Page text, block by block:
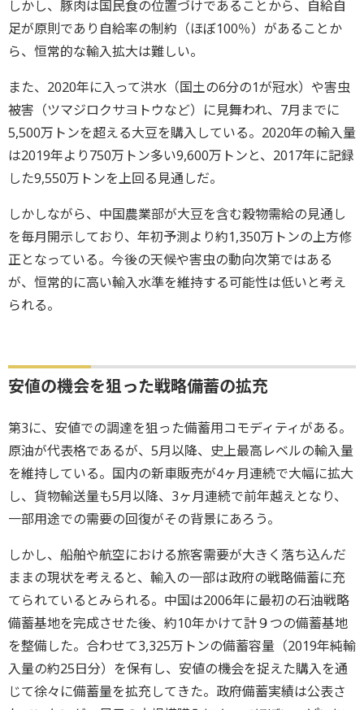
しかし、豚肉は国民食の位置づけであることから、自給自
足が原則であり自給率の制約（ほぼ100％）があることか
ら、恒常的な輸入拡大は難しい。
また、2020年に入って洪水（国土の6分の1が冠水）や害虫
被害（ツマジロクサヨトウなど）に見舞われ、7月までに
5,500万トンを超える大豆を購入している。2020年の輸入量
は2019年より750万トン多い9,600万トンと、2017年に記録
した9,550万トンを上回る見通しだ。
しかしながら、中国農業部が大豆を含む穀物需給の見通し
を毎月開示しており、年初予測より約1,350万トンの上方修
正となっている。今後の天候や害虫の動向次第ではある
が、恒常的に高い輸入水準を維持する可能性は低いと考え
られる。
安値の機会を狙った戦略備蓄の拡充
第3に、安値での調達を狙った備蓄用コモディティがある。
原油が代表格であるが、5月以降、史上最高レベルの輸入量
を維持している。国内の新車販売が4ヶ月連続で大幅に拡大
し、貨物輸送量も5月以降、3ヶ月連続で前年越えとなり、
一部用途での需要の回復がその背景にあろう。
しかし、船舶や航空における旅客需要が大きく落ち込んだ
ままの現状を考えると、輸入の一部は政府の戦略備蓄に充
てられているとみられる。中国は2006年に最初の石油戦略
備蓄基地を完成させた後、約10年かけて計９つの備蓄基地
を整備した。合わせて3,325万トンの備蓄容量（2019年純輸
入量の約25日分）を保有し、安値の機会を捉えた購入を通
じて徐々に備蓄量を拡充してきた。政府備蓄実績は公表さ